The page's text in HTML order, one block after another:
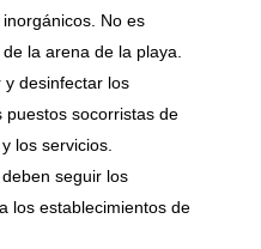
No es
la arena de la playa.
y desinfectar los
puestos socorristas de
los servicios.
seguir los
los establecimientos de